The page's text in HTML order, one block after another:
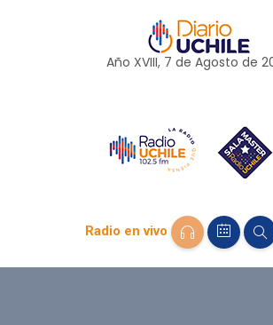
Año XVIII, 7 de Agosto de
Radio en vivo